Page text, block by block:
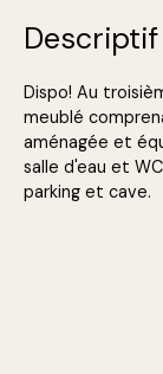
Dispo! Au
meublé
aménagée et
salle d'eau et
parking et cave.